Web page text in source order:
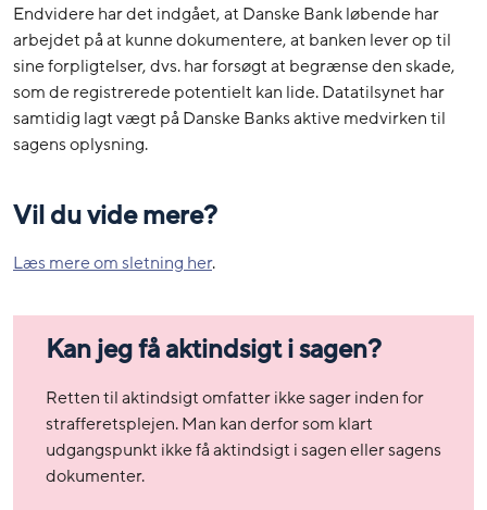
Endvidere har det indgået, at Danske Bank løbende har
arbejdet på at kunne dokumentere, at banken lever op til
sine forpligtelser, dvs. har forsøgt at begrænse den skade,
som de registrerede potentielt kan lide. Datatilsynet har
samtidig lagt vægt på Danske Banks aktive medvirken til
sagens oplysning.
Vil du vide mere?
Læs mere om sletning her.
Kan jeg få aktindsigt i sagen?
Retten til aktindsigt omfatter ikke sager inden for
strafferetsplejen. Man kan derfor som klart
udgangspunkt ikke få aktindsigt i sagen eller sagens
dokumenter.